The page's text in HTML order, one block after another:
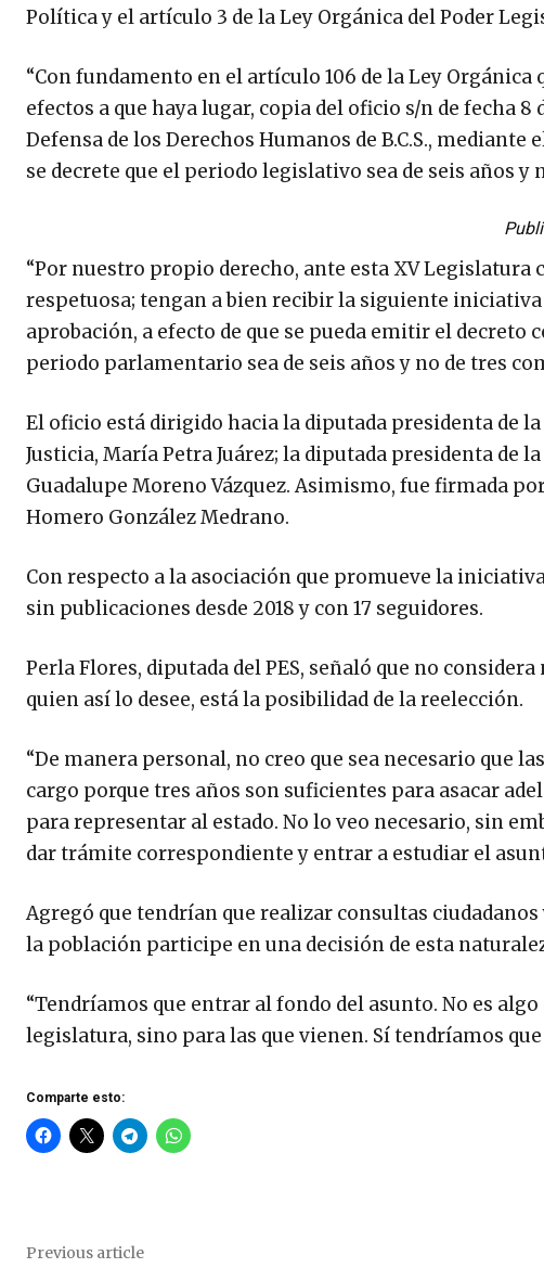
Política y el artículo 3 de la Ley Orgánica del Poder
“Con fundamento en el artículo 106 de la Ley
efectos a que haya lugar, copia del oficio s/n de fecha
Defensa de los Derechos Humanos de B.C.S.,
se decrete que el periodo legislativo sea de seis años y
“Por nuestro propio derecho, ante esta XV
respetuosa; tengan a bien recibir la siguiente
aprobación, a efecto de que se pueda emitir el decreto
periodo parlamentario sea de seis años y no de tres
El oficio está dirigido hacia la diputada presidenta de
Justicia, María Petra Juárez; la diputada presidenta de
Guadalupe Moreno Vázquez. Asimismo, fue firmada
Homero González Medrano.
Con respecto a la asociación que promueve la
sin publicaciones desde 2018 y con 17 seguidores.
Perla Flores, diputada del PES, señaló que no
quien así lo desee, está la posibilidad de la reelección.
“De manera personal, no creo que sea necesario que
cargo porque tres años son suficientes para asacar
para representar al estado. No lo veo necesario, sin
dar trámite correspondiente y entrar a estudiar el
Agregó que tendrían que realizar consultas
la población participe en una decisión de esta
“Tendríamos que entrar al fondo del asunto. No es
legislatura, sino para las que vienen. Sí tendríamos
Comparte esto:
Previous article